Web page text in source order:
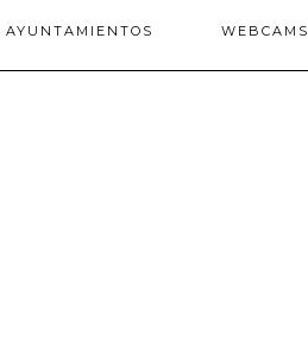
AYUNTAMIENTOS WEBCAMS